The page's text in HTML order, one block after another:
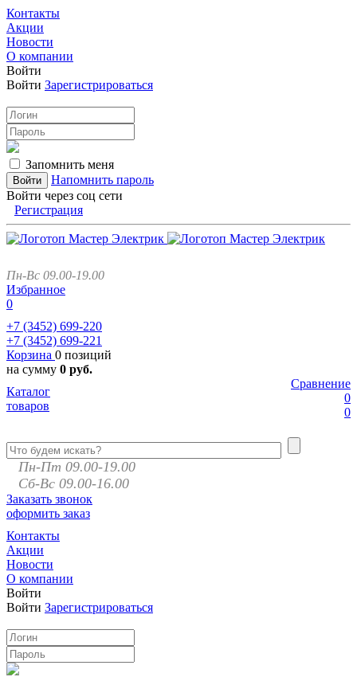
Контакты
Акции
Новости
О компании
Войти
Войти Зарегистрироваться
Запомнить меня
Напомнить пароль
Войти через соц сети
Регистрация
Пн-Вс 09.00-19.00
Избранное
0
+7 (3452) 699-220
+7 (3452) 699-221
Корзина 0 позиций
на сумму 0 руб.
Сравнение
0
0
Каталог
товаров
Пн-Пт 09.00-19.00
Сб-Вс 09.00-16.00
Заказать звонок
оформить заказ
Контакты
Акции
Новости
О компании
Войти
Войти Зарегистрироваться